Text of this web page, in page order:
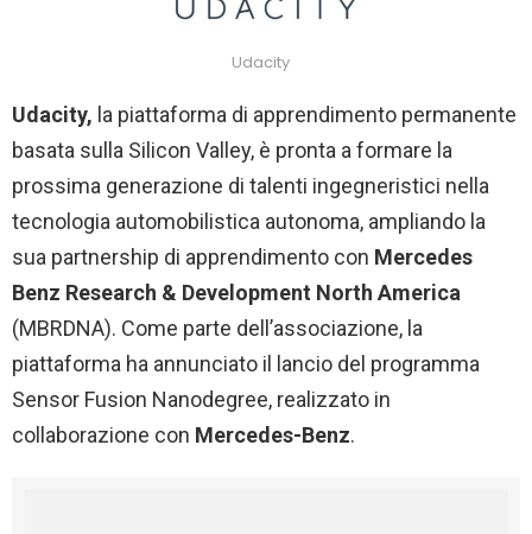
Udacity
Udacity, la piattaforma di apprendimento permanente
basata sulla Silicon Valley, è pronta a formare la
prossima generazione di talenti ingegneristici nella
tecnologia automobilistica autonoma, ampliando la
sua partnership di apprendimento con Mercedes
Benz Research & Development North America
(MBRDNA). Come parte dell’associazione, la
piattaforma ha annunciato il lancio del programma
Sensor Fusion Nanodegree, realizzato in
collaborazione con Mercedes-Benz.